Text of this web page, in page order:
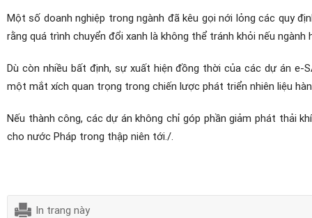
Một số doanh nghiệp trong ngành đã kêu gọi nới lỏng các quy
rằng quá trình chuyển đổi xanh là không thể tránh khỏi nếu
Dù còn nhiều bất định, sự xuất hiện đồng thời của các dự án
một mắt xích quan trọng trong chiến lược phát triển nhiên liệu
Nếu thành công, các dự án không chỉ góp phần giảm phát thải
cho nước Pháp trong thập niên tới./.
In trang này